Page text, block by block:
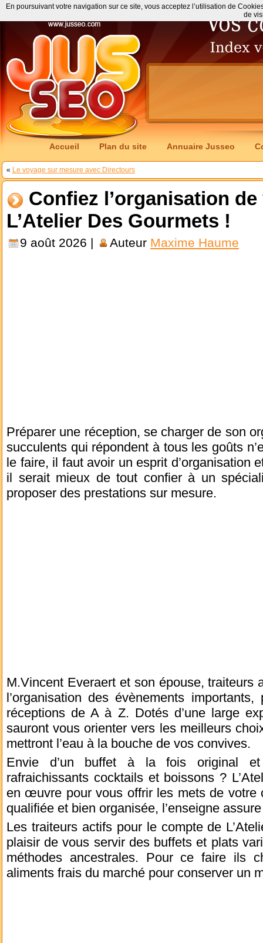
Accueil Plan du site Annuaire Jusseo
« Le voyage sur mesure avec Directours
Confiez l’organisation
L’Atelier Des Gourmets !
9 août 2026 | Auteur Maxime Haume
Préparer une réception, se charger de son
succulents qui répondent à tous les goûts
le faire, il faut avoir un esprit d’organisation
il serait mieux de tout confier à un
proposer des prestations sur mesure.
M.Vincent Everaert et son épouse, traiteurs
l’organisation des évènements
réceptions de A à Z. Dotés d’une large
sauront vous orienter vers les meilleurs
mettront l’eau à la bouche de vos convives.
Envie d’un buffet à la fois original et
rafraichissants cocktails et boissons ?
en œuvre pour vous offrir les mets de votre
qualifiée et bien organisée, l’enseigne
Les traiteurs actifs pour le compte de
plaisir de vous servir des buffets et plats
méthodes ancestrales. Pour ce faire ils
aliments frais du marché pour conserver un
En poursuivant votre navigation sur ce site, vous acceptez l’utilisation de
de